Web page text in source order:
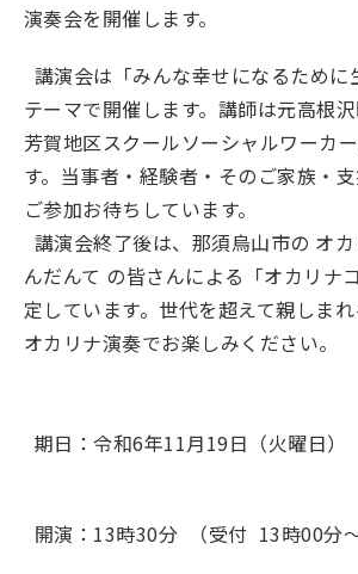
演奏会を開催します。
講演会は「みんな幸せになるために
テーマで開催します。講師は元高根沢
芳賀地区スクールソーシャルワーカ
す。当事者・経験者・そのご家族・
ご参加お待ちしています。
講演会終了後は、那須烏山市の オ
んだんて の皆さんによる「オカリナ
定しています。世代を超えて親しま
オカリナ演奏でお楽しみください。
期日：令和6年11月19日（火曜日）
開演：13時30分 （受付 13時00分～